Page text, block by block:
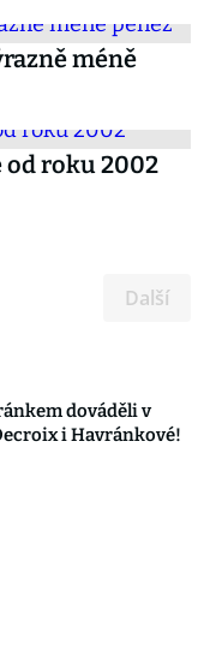
méně
od roku 2002
Další
dováděli v
i Havránkové!